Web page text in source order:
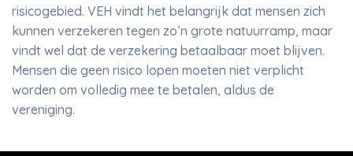
risicogebied. VEH vindt het belangrijk dat mensen zich
kunnen verzekeren tegen zo’n grote natuurramp, maar
vindt wel dat de verzekering betaalbaar moet blijven.
Mensen die geen risico lopen moeten niet verplicht
worden om volledig mee te betalen, aldus de
vereniging.